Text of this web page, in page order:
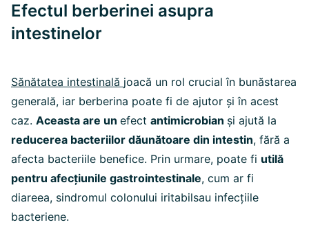
Efectul berberinei asupra
intestinelor
Sănătatea intestinală joacă un rol crucial în bunăstarea
generală, iar berberina poate fi de ajutor și în acest
caz. Aceasta are un efect antimicrobian și ajută la
reducerea bacteriilor dăunătoare din intestin, fără a
afecta bacteriile benefice. Prin urmare, poate fi utilă
pentru afecțiunile gastrointestinale, cum ar fi
diareea, sindromul colonului iritabilsau infecțiile
bacteriene.